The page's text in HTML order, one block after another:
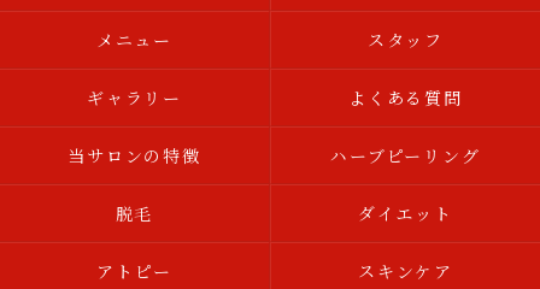
メニュー スタッフ
ギャラリー よくある質問
当サロンの特徴 ハーブピーリング
脱毛 ダイエット
アトピー スキンケア